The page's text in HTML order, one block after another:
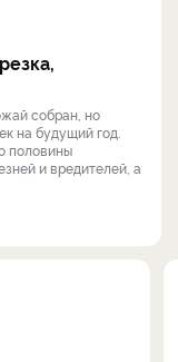
собран, но
на будущий год.
половины
и вредителей, а